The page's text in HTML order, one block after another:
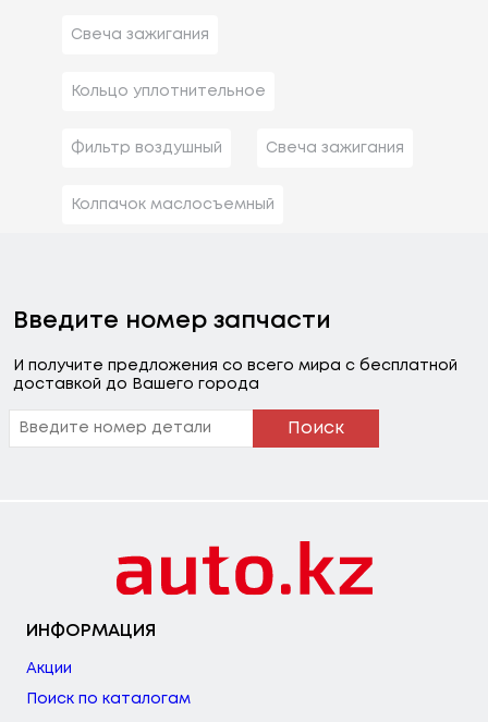
Свеча зажигания
Кольцо уплотнительное
Фильтр воздушный Свеча зажигания
Колпачок маслосъемный
Введите номер запчасти
И получите предложения со всего мира с бесплатной
доставкой до Вашего города
Поиск
ИНФОРМАЦИЯ
Акции
Поиск по каталогам